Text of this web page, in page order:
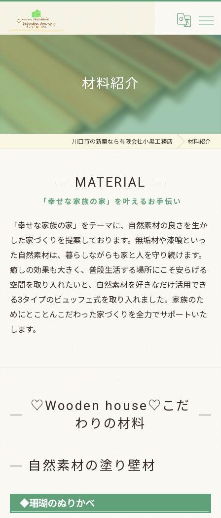
材料紹介
川口市の新築なら有限会社小黒工務店 材料紹介
「幸せな家族の家」を叶えるお手伝い
MATERIAL
「幸せな家族の家」をテーマに、自然素材の良さを生か
した家づくりを提案しております。無垢材や漆喰といっ
た自然素材は、暮らしながらも家と人を守り続けます。
癒しの効果も大きく、普段生活する場所にこそ安らげる
空間を取り入れたいと、自然素材を好きなだけ活用でき
る3タイプのビュッフェ式を取り入れました。家族のた
めにとことんこだわった家づくりを全力でサポートいた
します。
♡Wooden house♡こだ
わりの材料
自然素材の塗り壁材
◆珊瑚のぬりかべ